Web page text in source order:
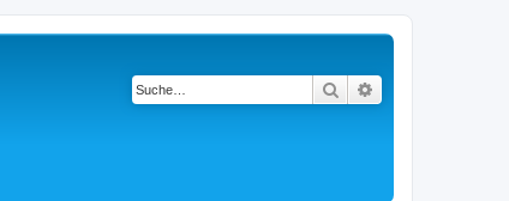
Suche